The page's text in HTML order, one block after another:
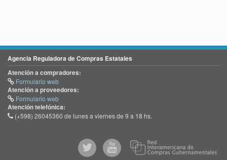
Agencia Reguladora de Compras Estatales
Atención a compradores:
Formulario web
Atención a proveedores:
Formulario web
Atención telefónica:
(+598) 26045360 de lunes a viernes de 9 a 18 hs.
@comprasgubuy
ACCE